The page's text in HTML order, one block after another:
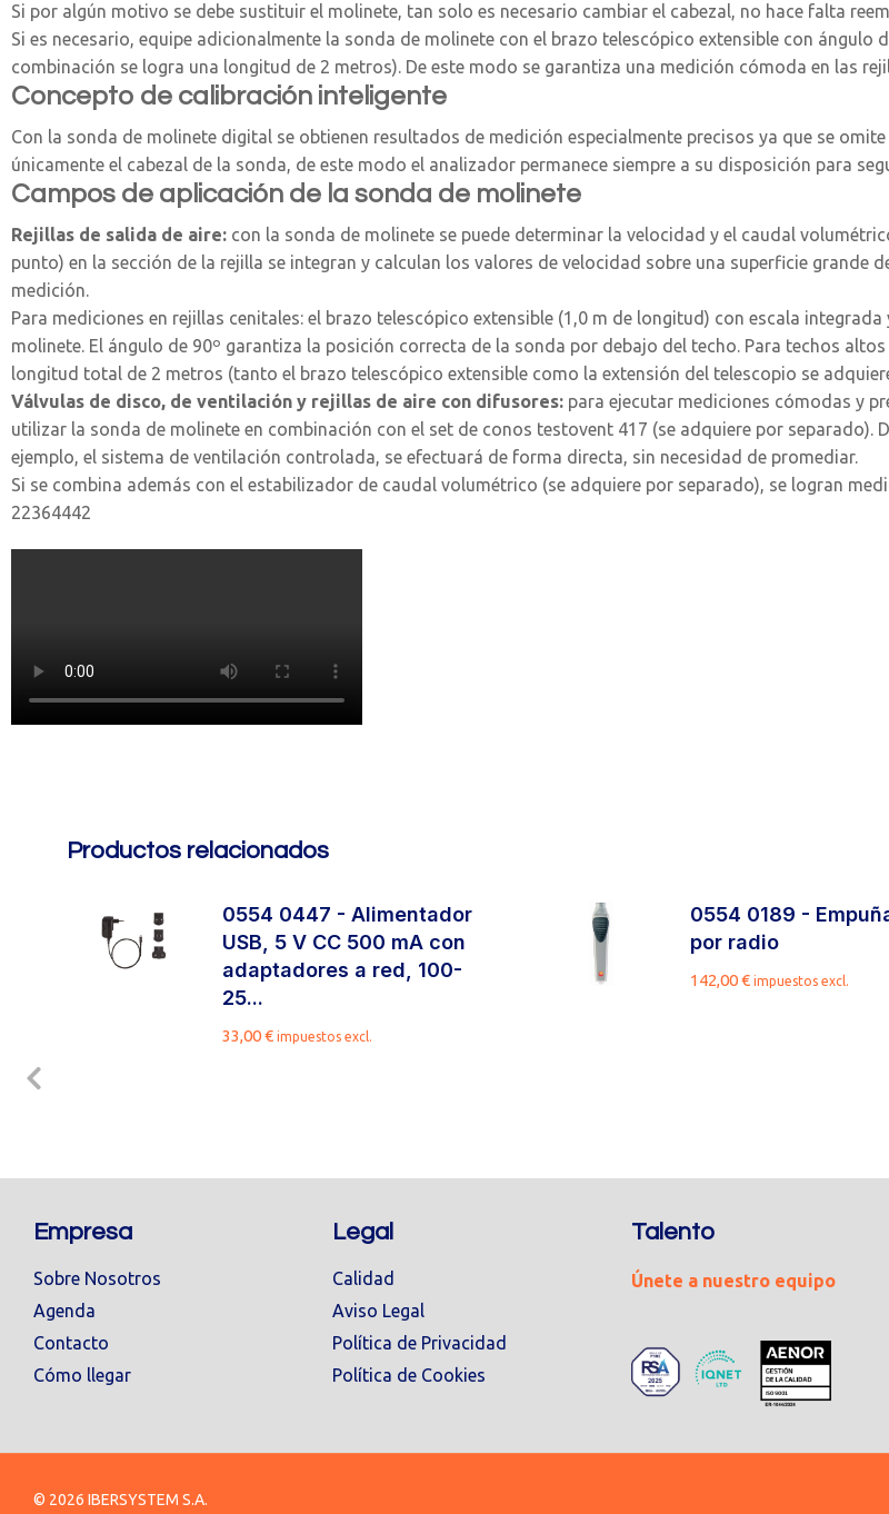
Si por algún motivo se debe sustituir el molinete, tan solo es necesario cambiar el cabezal, no hace falta
Si es necesario, equipe adicionalmente la sonda de molinete con el brazo telescópico extensible con
combinación se logra una longitud de 2 metros). De este modo se garantiza una medición cómoda en las
Concepto de calibración inteligente
Con la sonda de molinete digital se obtienen resultados de medición especialmente precisos ya que se
únicamente el cabezal de la sonda, de este modo el analizador permanece siempre a su disposición para
Campos de aplicación de la sonda de molinete
Rejillas de salida de aire: con la sonda de molinete se puede determinar la velocidad y el caudal
punto) en la sección de la rejilla se integran y calculan los valores de velocidad sobre una superficie grande
medición.
Para mediciones en rejillas cenitales: el brazo telescópico extensible (1,0 m de longitud) con escala
molinete. El ángulo de 90º garantiza la posición correcta de la sonda por debajo del techo. Para techos
longitud total de 2 metros (tanto el brazo telescópico extensible como la extensión del telescopio se
Válvulas de disco, de ventilación y rejillas de aire con difusores: para ejecutar mediciones cómodas y
utilizar la sonda de molinete en combinación con el set de conos testovent 417 (se adquiere por separado).
ejemplo, el sistema de ventilación controlada, se efectuará de forma directa, sin necesidad de promediar.
Si se combina además con el estabilizador de caudal volumétrico (se adquiere por separado), se logran
22364442
Productos relacionados
0554 0447 - Alimentador
USB, 5 V CC 500 mA con
adaptadores a red, 100-
25...
33,00€ impuestos excl.
0554 0189 -
por radio
142,00€ impuestos excl.
Empresa
Sobre Nosotros
Agenda
Contacto
Cómo llegar
Legal
Calidad
Aviso Legal
Política de Privacidad
Política de Cookies
Talento
Únete a nuestro equipo
© 2026 IBERSYSTEM S.A.